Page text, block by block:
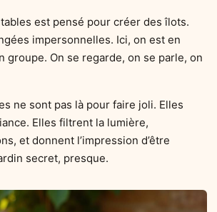
tables est pensé pour créer des îlots.
impersonnelles. Ici, on est en
groupe. On se regarde, on se parle, on
ne sont pas là pour faire joli. Elles
Elles filtrent la lumière,
et donnent l’impression d’être
secret, presque.